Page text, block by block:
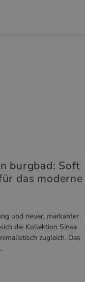
burgbad: Soft
das moderne
und neuer, markanter
die Kollektion Sinea
zugleich. Das